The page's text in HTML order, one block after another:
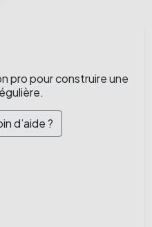
pro pour construire une
d’aide ?